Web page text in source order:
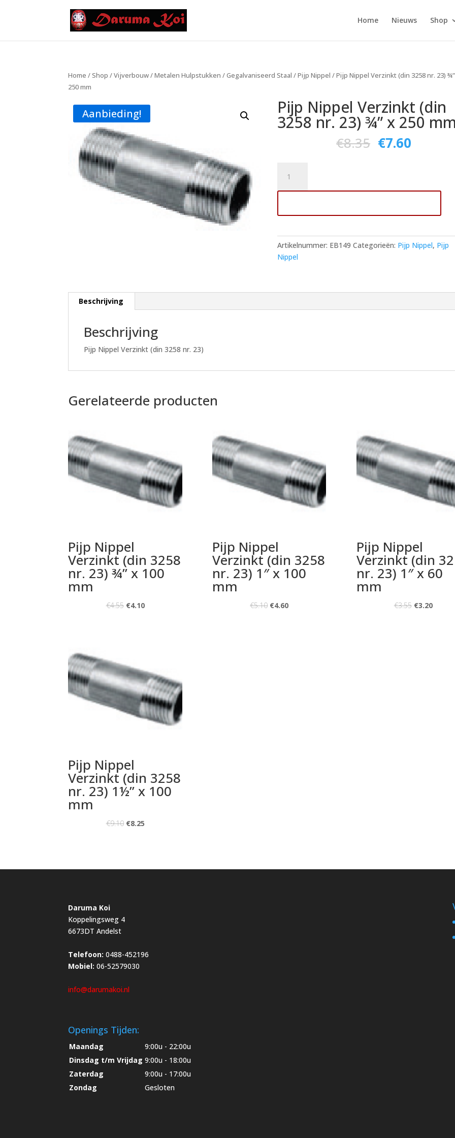
Home Nieuws Shop
Home /Shop /Vijverbouw/Metalen Hulpstukken /Gegalvaniseerd Staal /Pijp Nippel / Pijp Nippel Verzinkt (din 3258 nr. 23)
250 mm
Aanbieding! Pijp Nippel Verzinkt (din
3258 nr. 23) ¾” x 250
€8.35 €7.60
Nippel
Verzinkt
3258
23)
¾"
x
Artikelnummer: EB149 Categorieën: Pijp Nippel, Pijp
Nippel
Beschrijving
Beschrijving
Pijp Nippel Verzinkt (din 3258 nr. 23)
Gerelateerde producten
Pijp Nippel
Verzinkt (din 3258
nr. 23) ¾” x 100
mm
€4.55 €4.10
Pijp Nippel
Verzinkt (din 3258
nr. 23) 1″ x 100
mm
€5.10 €4.60
Pijp Nippel
Verzinkt (din
nr. 23) 1″ x 60
mm
€3.55 €3.20
Pijp Nippel
Verzinkt (din 3258
nr. 23) 1½” x 100
mm
€9.10 €8.25
Daruma Koi
Koppelingsweg 4
6673DT Andelst
Telefoon: 0488-452196
Mobiel: 06-52579030
info@darumakoi.nl
Openings Tijden:
Maandag
9:00u - 22:00u
Dinsdag t/m Vrijdag 9:00u - 18:00u
Zaterdag
9:00u - 17:00u
Zondag
Gesloten